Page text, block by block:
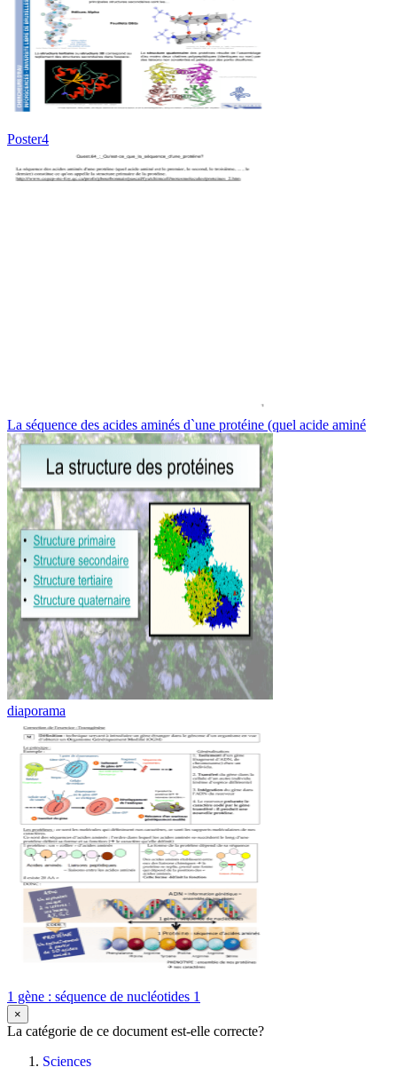
Poster4
La séquence des acides aminés d`une protéine (quel acide aminé
diaporama
1 gène : séquence de nucléotides 1
×
La catégorie de ce document est-elle correcte?
Sciences